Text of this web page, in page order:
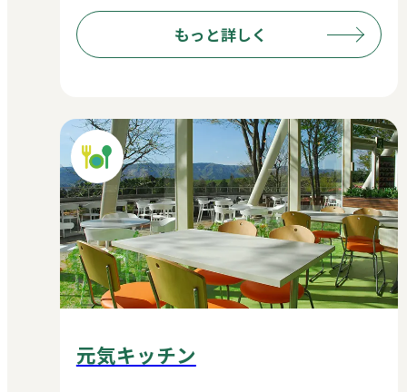
もっと詳しく
元気キッチン